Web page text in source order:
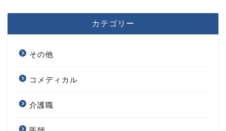
カテゴリー
その他
コメディカル
介護職